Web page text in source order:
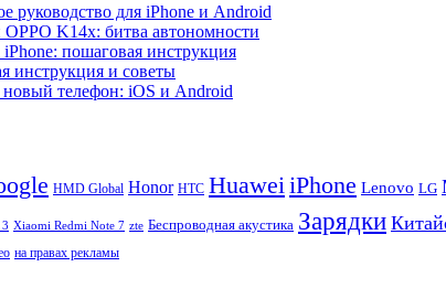
руководство для iPhone и Android
K14x: битва автономности
пошаговая инструкция
инструкция и советы
телефон: iOS и Android
HMD Global Honor HTC HuaweiiPhone Lenovo LG
Xiaomi Redmi Note 7 zte Беспроводная акустика Зарядки
на правах рекламы